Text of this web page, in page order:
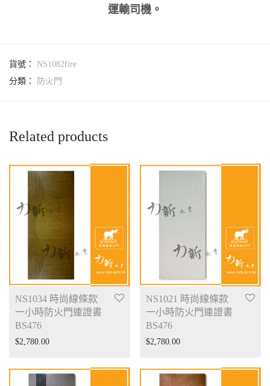
運輸司機。
貨號： NS1082fire
分類：
防火門
Related products
NS1034 時尚線條款
一小時防火門連證書
BS476
$2,780.00
NS1021 時尚線條款
一小時防火門連證書
BS476
$2,780.00